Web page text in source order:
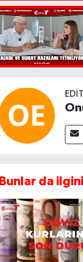
Bunlar da